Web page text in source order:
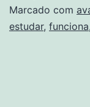
Marcado com
estudar, funciona,